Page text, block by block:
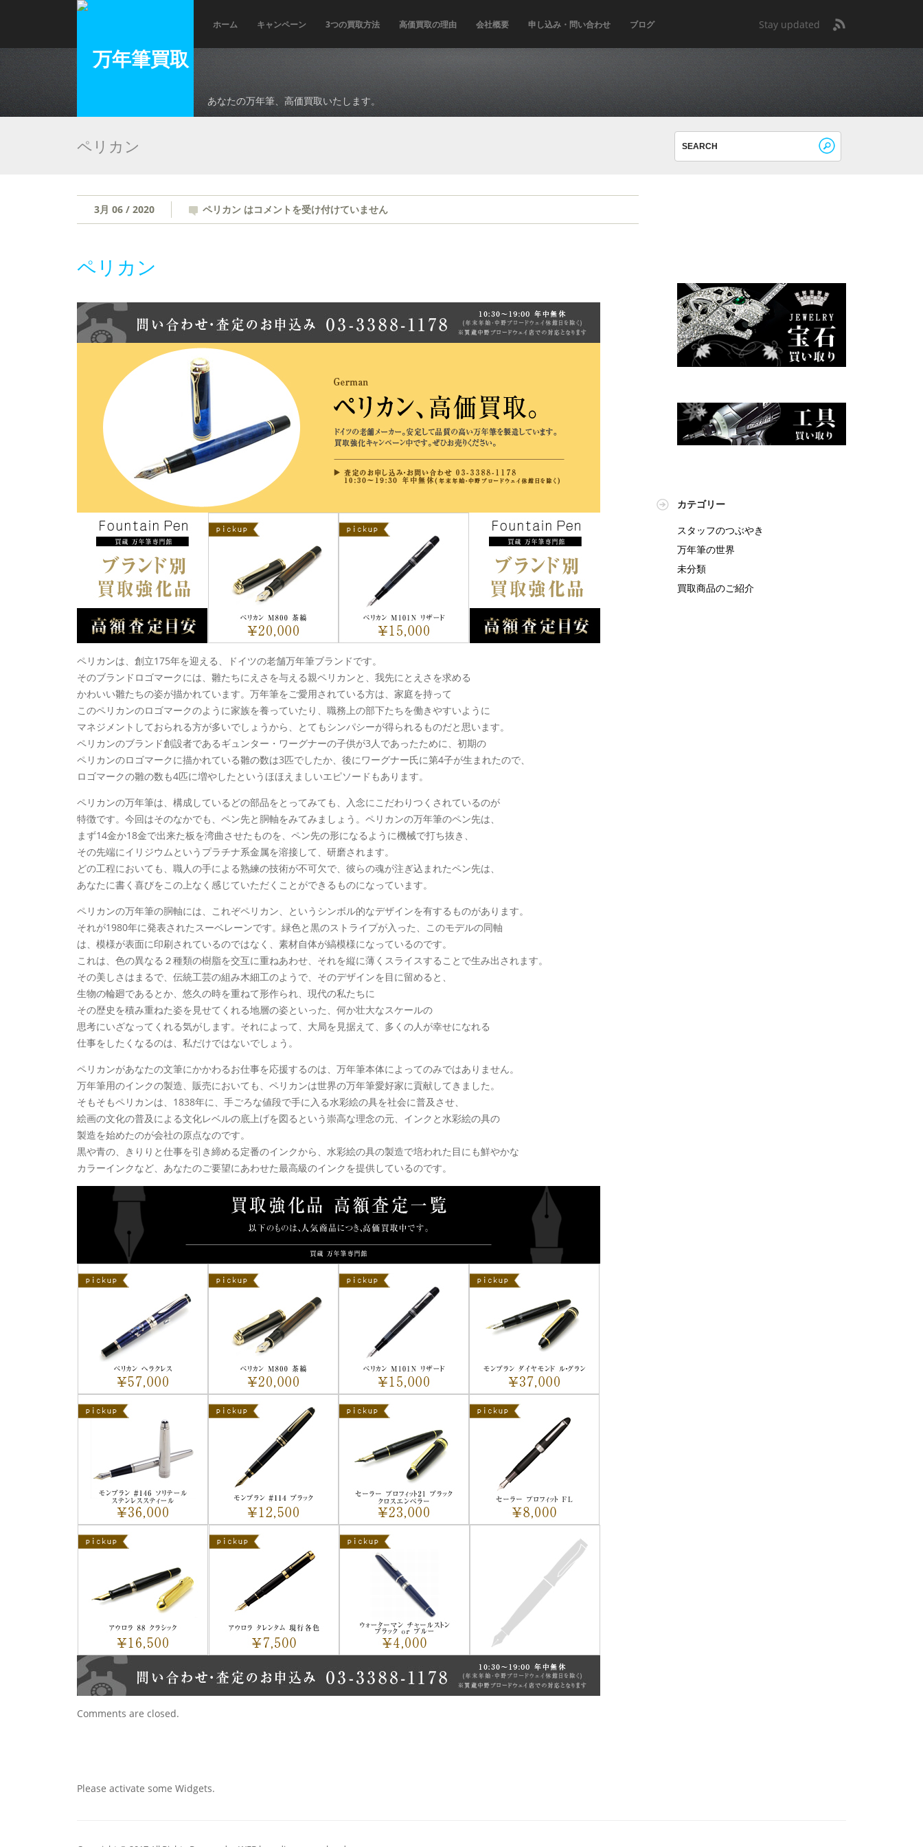
あなたの万年筆、高価買取いたします。
ホーム キャンペーン 3つの買取方法 高価買取の理由 会社概要 申し込み・問い合わせ ブログ Stay updated
ペリカン
3月 06 / 2020 ペリカン はコメントを受け付けていません
ペリカン
ペリカンは、創立175年を迎える、ドイツの老舗万年筆ブランドです。
そのブランドロゴマークには、雛たちにえさを与える親ペリカンと、我先にとえさを求める
かわいい雛たちの姿が描かれています。万年筆をご愛用されている方は、家庭を持って
このペリカンのロゴマークのように家族を養っていたり、職務上の部下たちを働きやすいように
マネジメントしておられる方が多いでしょうから、とてもシンパシーが得られるものだと思います。
ペリカンのブランド創設者であるギュンター・ワーグナーの子供が3人であったために、初期の
ペリカンのロゴマークに描かれている雛の数は3匹でしたか、後にワーグナー氏に第4子が生まれたので、
ロゴマークの雛の数も4匹に増やしたというほほえましいエピソードもあります。
ペリカンの万年筆は、構成しているどの部品をとってみても、入念にこだわりつくされているのが
特徴です。今回はそのなかでも、ペン先と胴軸をみてみましょう。ペリカンの万年筆のペン先は、
まず14金か18金で出来た板を湾曲させたものを、ペン先の形になるように機械で打ち抜き、
その先端にイリジウムというプラチナ系金属を溶接して、研磨されます。
どの工程においても、職人の手による熟練の技術が不可欠で、彼らの魂が注ぎ込まれたペン先は、
あなたに書く喜びをこの上なく感じていただくことができるものになっています。
ペリカンの万年筆の胴軸には、これぞペリカン、というシンボル的なデザインを有するものがあります。
それが1980年に発表されたスーベレーンです。緑色と黒のストライプが入った、このモデルの同軸
は、模様が表面に印刷されているのではなく、素材自体が縞模様になっているのです。
これは、色の異なる２種類の樹脂を交互に重ねあわせ、それを縦に薄くスライスすることで生み出されます。
その美しさはまるで、伝統工芸の組み木細工のようで、そのデザインを目に留めると、
生物の輪廻であるとか、悠久の時を重ねて形作られ、現代の私たちに
その歴史を積み重ねた姿を見せてくれる地層の姿といった、何か壮大なスケールの
思考にいざなってくれる気がします。それによって、大局を見据えて、多くの人が幸せになれる
仕事をしたくなるのは、私だけではないでしょう。
ペリカンがあなたの文筆にかかわるお仕事を応援するのは、万年筆本体によってのみではありません。
万年筆用のインクの製造、販売においても、ペリカンは世界の万年筆愛好家に貢献してきました。
そもそもペリカンは、1838年に、手ごろな値段で手に入る水彩絵の具を社会に普及させ、
絵画の文化の普及による文化レベルの底上げを図るという崇高な理念の元、インクと水彩絵の具の
製造を始めたのが会社の原点なのです。
黒や青の、きりりと仕事を引き締める定番のインクから、水彩絵の具の製造で培われた目にも鮮やかな
カラーインクなど、あなたのご要望にあわせた最高級のインクを提供しているのです。
Comments are closed.
カテゴリー
スタッフのつぶやき
万年筆の世界
未分類
買取商品のご紹介
Please activate some Widgets.